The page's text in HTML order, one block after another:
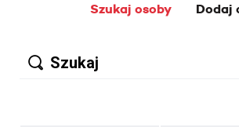
Szukaj osoby
Dodaj